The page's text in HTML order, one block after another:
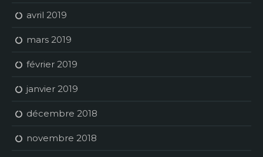
avril 2019
mars 2019
février 2019
janvier 2019
décembre 2018
novembre 2018